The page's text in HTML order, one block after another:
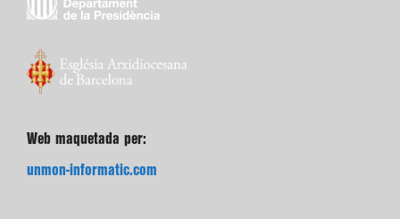
Web maquetada per:
unmon-informatic.com